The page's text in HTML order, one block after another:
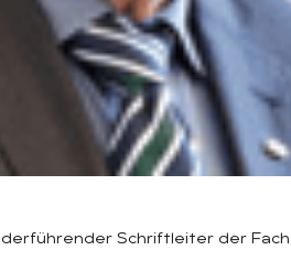
Schriftleiter der